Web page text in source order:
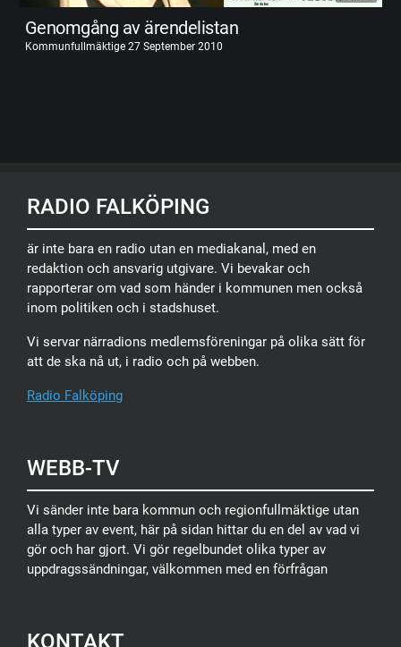
Genomgång av ärendelistan
Kommunfullmäktige 27 September 2010
RADIO FALKÖPING
är inte bara en radio utan en mediakanal, med en
redaktion och ansvarig utgivare. Vi bevakar och
rapporterar om vad som händer i kommunen men också
inom politiken och i stadshuset.
Vi servar närradions medlemsföreningar på olika sätt för
att de ska nå ut, i radio och på webben.
Radio Falköping
WEBB-TV
Vi sänder inte bara kommun och regionfullmäktige utan
alla typer av event, här på sidan hittar du en del av vad vi
gör och har gjort. Vi gör regelbundet olika typer av
uppdragssändningar, välkommen med en förfrågan
KONTAKT